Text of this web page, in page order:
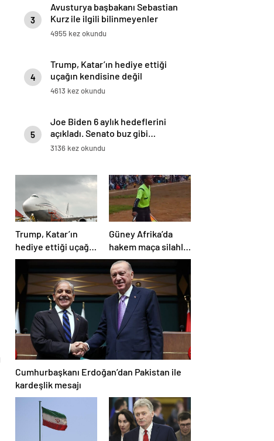
3
Kurz ile ilgili bilinmeyenler
4955 kez okundu
4
uçağın kendisine değil
Pentagon’a verileceğini açıkladı
4613 kez okundu
5
açıkladı. Senato buz gibi…
3136 kez okundu
Trump, Katar’ın
hediye ettiği uçağın
kendisine değil
verileceğini açıkladı
Güney Afrika’da
hakem maça silahla
çıktı!
Cumhurbaşkanı Erdoğan’dan Pakistan ile
kardeşlik mesajı